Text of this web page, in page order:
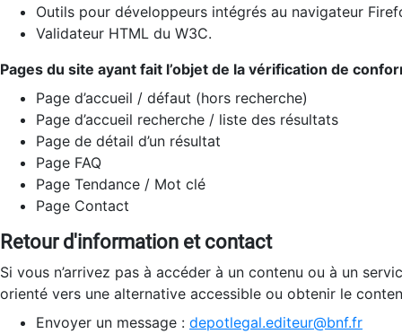
Outils pour développeurs intégrés au navigateur
Validateur HTML du W3C.
Pages du site ayant fait l’objet de la vérification de
Page d’accueil / défaut (hors recherche)
Page d’accueil recherche / liste des résultats
Page de détail d’un résultat
Page FAQ
Page Tendance / Mot clé
Page Contact
Retour d'information et contact
Si vous n’arrivez pas à accéder à un contenu ou à un
orienté vers une alternative accessible ou obtenir le
Envoyer un message : depotlegal.editeur@bnf.fr